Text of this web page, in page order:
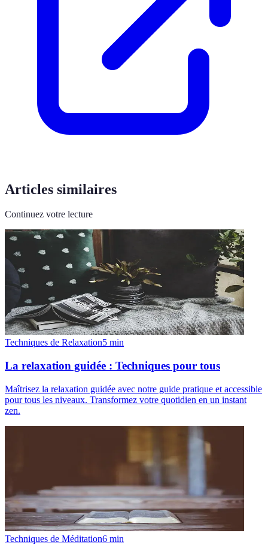
Articles similaires
Continuez votre lecture
Techniques de Relaxation5 min
La relaxation guidée : Techniques pour tous
Maîtrisez la relaxation guidée avec notre guide pratique et accessible
pour tous les niveaux. Transformez votre quotidien en un instant
zen.
Techniques de Méditation6 min